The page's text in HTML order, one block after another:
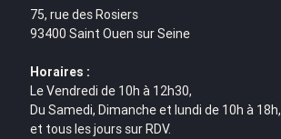
75, rue des Rosiers
93400 Saint Ouen sur Seine
Horaires :
Le Vendredi de 10h à 12h30,
Du Samedi, Dimanche et lundi de 10h à 18h,
et tous les jours sur RDV.